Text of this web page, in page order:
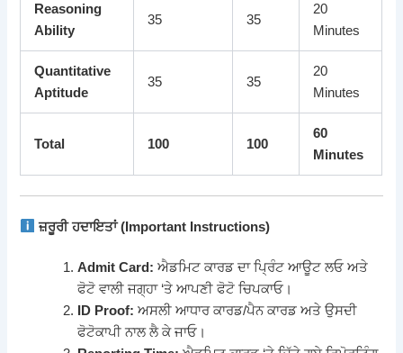
Reasoning
Ability
35 35
20
Minutes
Quantitative
Aptitude
35 35
20
Minutes
Total 100 100
60
Minutes
ਜ਼ਰੂਰੀ ਹਦਾਇਤਾਂ (Important Instructions)
Admit Card: ਐਡਮਿਟ ਕਾਰਡ ਦਾ ਪ੍ਰਿੰਟ ਆਊਟ ਲਓ ਅਤੇ
ਫੋਟੋ ਵਾਲੀ ਜਗ੍ਹਾ ‘ਤੇ ਆਪਣੀ ਫੋਟੋ ਚਿਪਕਾਓ।
ID Proof: ਅਸਲੀ ਆਧਾਰ ਕਾਰਡ/ਪੈਨ ਕਾਰਡ ਅਤੇ ਉਸਦੀ
ਫੋਟੋਕਾਪੀ ਨਾਲ ਲੈ ਕੇ ਜਾਓ।